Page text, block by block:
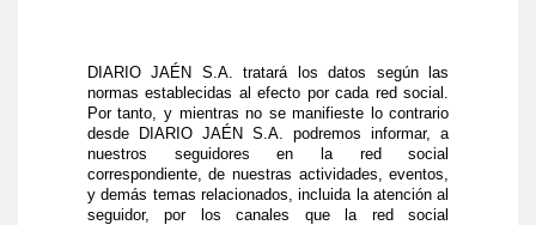
DIARIO JAÉN S.A. tratará los datos según las
normas establecidas al efecto por cada red social.
Por tanto, y mientras no se manifieste lo contrario
desde DIARIO JAÉN S.A. podremos informar, a
nuestros seguidores en la red social
correspondiente, de nuestras actividades, eventos,
y demás temas relacionados, incluida la atención al
seguidor, por los canales que la red social